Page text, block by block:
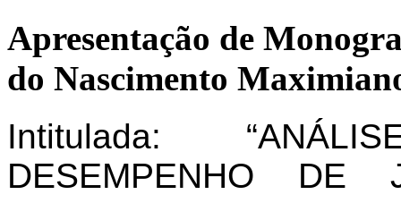
Apresentação de
do Nascimento
Intitulada:
DESEMPENHO DE